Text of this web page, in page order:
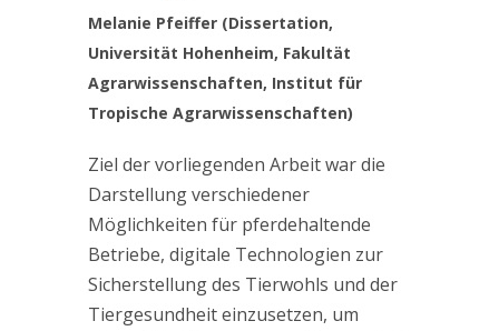
Melanie Pfeiffer (Dissertation,
Universität Hohenheim, Fakultät
Agrarwissenschaften, Institut für
Tropische Agrarwissenschaften)
Ziel der vorliegenden Arbeit war die
Darstellung verschiedener
Möglichkeiten für pferdehaltende
Betriebe, digitale Technologien zur
Sicherstellung des Tierwohls und der
Tiergesundheit einzusetzen, um